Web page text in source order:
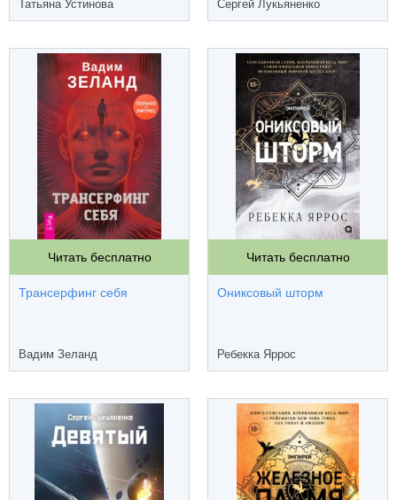
Татьяна Устинова Сергей Лукьяненко
Читать бесплатно
Трансерфинг себя
Вадим Зеланд
Читать бесплатно
Ониксовый шторм
Ребекка Яррос